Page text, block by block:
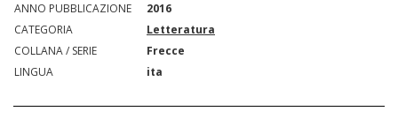
ANNO PUBBLICAZIONE
2016
CATEGORIA
Letteratura
COLLANA / SERIE
Frecce
LINGUA
ita